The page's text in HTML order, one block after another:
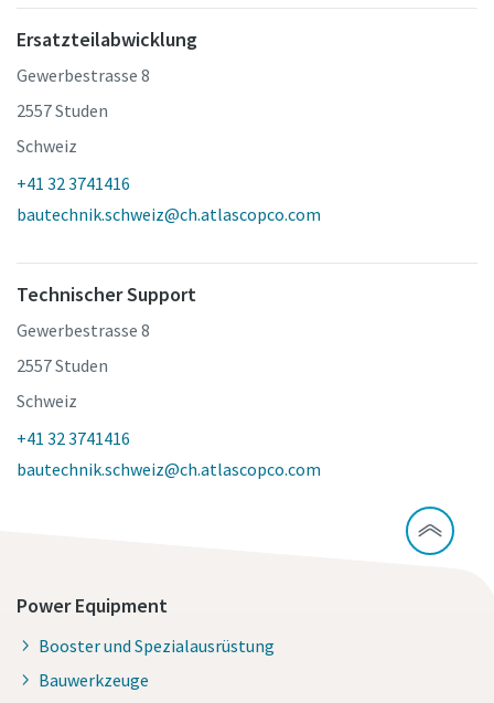
Ersatzteilabwicklung
Gewerbestrasse 8
2557 Studen
Schweiz
+41 32 3741416
bautechnik.schweiz@ch.atlascopco.com
Technischer Support
Gewerbestrasse 8
2557 Studen
Schweiz
+41 32 3741416
bautechnik.schweiz@ch.atlascopco.com
Power Equipment
Booster und Spezialausrüstung
Bauwerkzeuge